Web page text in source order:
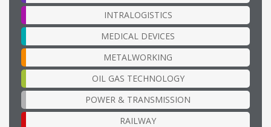
INTRALOGISTICS
MEDICAL DEVICES
METALWORKING
OIL GAS TECHNOLOGY
POWER & TRANSMISSION
RAILWAY